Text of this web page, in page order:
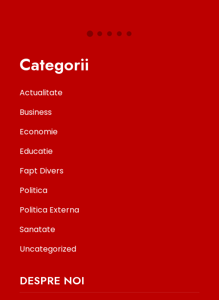
Categorii
Actualitate
Business
Economie
Educatie
Fapt Divers
Politica
Politica Externa
Sanatate
Uncategorized
DESPRE NOI